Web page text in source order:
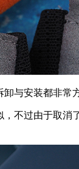
与安装都非常
过由于取消